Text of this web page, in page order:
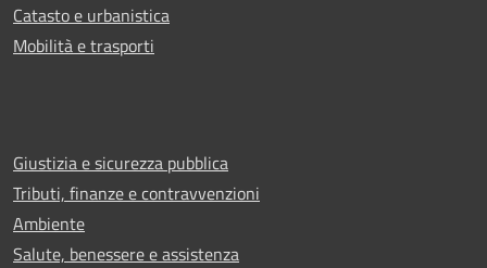
Catasto e urbanistica
Mobilità e trasporti
Giustizia e sicurezza pubblica
Tributi, finanze e contravvenzioni
Ambiente
Salute, benessere e assistenza